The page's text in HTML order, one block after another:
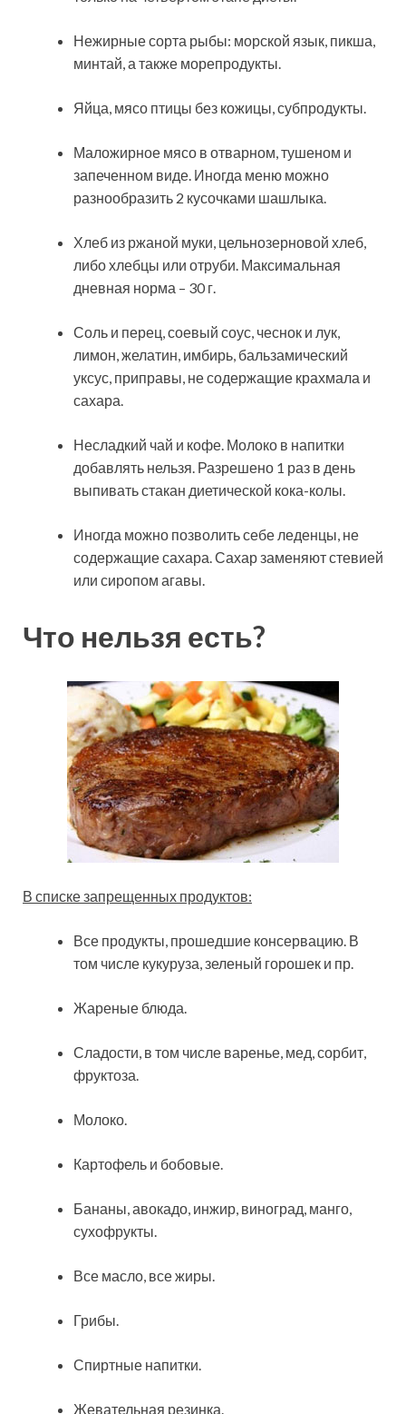
Нежирные сорта рыбы: морской язык, пикша,
минтай, а также морепродукты.
Яйца, мясо птицы без кожицы, субпродукты.
Маложирное мясо в отварном, тушеном и
запеченном виде. Иногда меню можно
разнообразить 2 кусочками шашлыка.
Хлеб из ржаной муки, цельнозерновой хлеб,
либо хлебцы или отруби. Максимальная
дневная норма – 30 г.
Соль и перец, соевый соус, чеснок и лук,
лимон, желатин, имбирь, бальзамический
уксус, приправы, не содержащие крахмала и
сахара.
Несладкий чай и кофе. Молоко в напитки
добавлять нельзя. Разрешено 1 раз в день
выпивать стакан диетической кока-колы.
Иногда можно позволить себе леденцы, не
содержащие сахара. Сахар заменяют стевией
или сиропом агавы.
Что нельзя есть?
В списке запрещенных продуктов:
Все продукты, прошедшие консервацию. В
том числе кукуруза, зеленый горошек и пр.
Жареные блюда.
Сладости, в том числе варенье, мед, сорбит,
фруктоза.
Молоко.
Картофель и бобовые.
Бананы, авокадо, инжир, виноград, манго,
сухофрукты.
Все масло, все жиры.
Грибы.
Спиртные напитки.
Жевательная резинка.